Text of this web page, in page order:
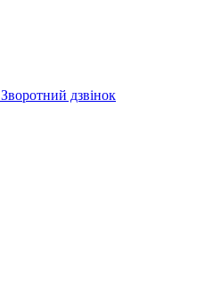
Зворотний дзвінок